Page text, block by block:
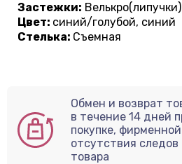
Застежки: Велькро(липучки)
Цвет: синий/голубой, синий
Стелька: Съемная
Обмен и возврат
в течение 14 дней
покупке,
отсутствия следов
товара